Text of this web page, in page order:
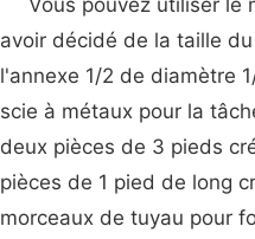
Vous pouvez utiliser le
avoir décidé de la taille
l'annexe 1/2 de diamètre
scie à métaux pour la
deux pièces de 3 pieds
pièces de 1 pied de long
morceaux de tuyau pour